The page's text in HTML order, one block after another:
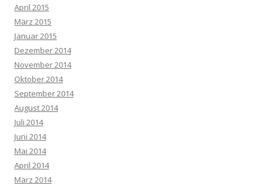
April 2015
März 2015
Januar 2015
Dezember 2014
November 2014
Oktober 2014
September 2014
August 2014
Juli 2014
Juni 2014
Mai 2014
April 2014
März 2014